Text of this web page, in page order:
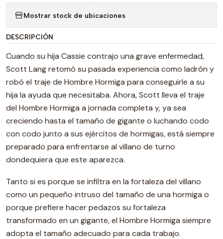
Mostrar stock de ubicaciones
DESCRIPCIÓN
Cuando su hija Cassie contrajo una grave enfermedad,
Scott Lang retomó su pasada experiencia como ladrón y
robó el traje de Hombre Hormiga para conseguirle a su
hija la ayuda que necesitaba. Ahora, Scott lleva el traje
del Hombre Hormiga a jornada completa y, ya sea
creciendo hasta el tamaño de gigante o luchando codo
con codo junto a sus ejércitos de hormigas, está siempre
preparado para enfrentarse al villano de turno
dondequiera que este aparezca.
Tanto si es porque se infiltra en la fortaleza del villano
como un pequeño intruso del tamaño de una hormiga o
porque prefiere hacer pedazos su fortaleza
transformado en un gigante, el Hombre Hormiga siempre
adopta el tamaño adecuado para cada trabajo.